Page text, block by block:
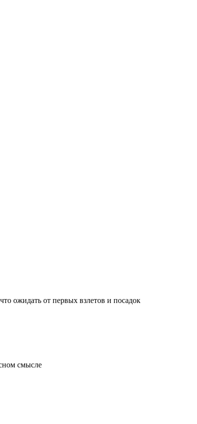
ожидать от первых взлетов и посадок
смысле